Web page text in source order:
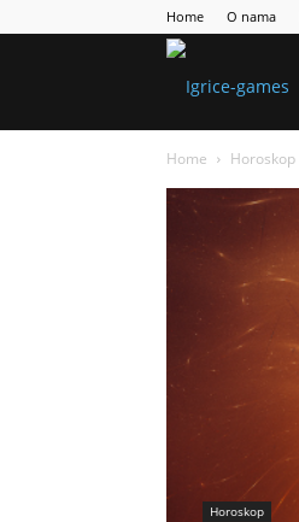
Home O nama
Home Horoskop
Horoskop